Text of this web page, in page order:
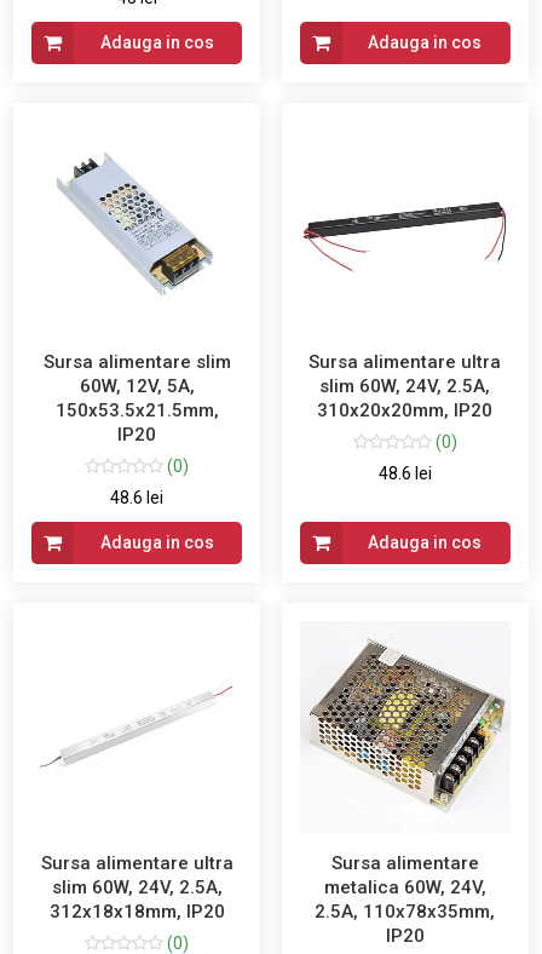
Adauga in cos Adauga in cos
Sursa alimentare slim
60W, 12V, 5A,
150x53.5x21.5mm,
IP20
(0)
48.6 lei
Adauga in cos
Sursa alimentare ultra
slim 60W, 24V, 2.5A,
310x20x20mm, IP20
(0)
48.6 lei
Adauga in cos
Sursa alimentare ultra
slim 60W, 24V, 2.5A,
312x18x18mm, IP20
(0)
Sursa alimentare
metalica 60W, 24V,
2.5A, 110x78x35mm,
IP20